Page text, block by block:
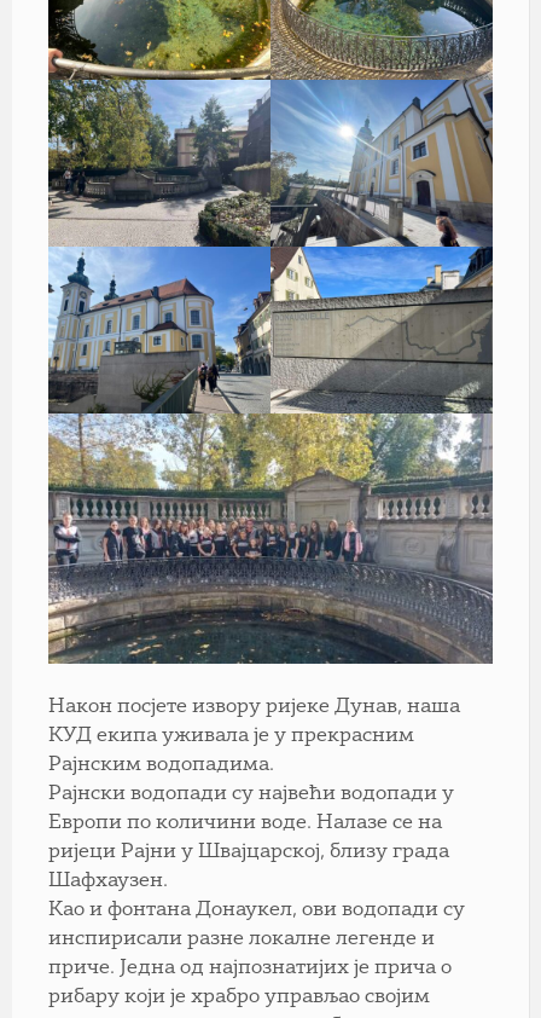
Након посјете извору ријеке Дунав, наша
КУД екипа уживала је у прекрасним
Рајнским водопадима.
Рајнски водопади су највећи водопади у
Европи по количини воде. Налазе се на
ријеци Рајни у Швајцарској, близу града
Шафхаузен.
Као и фонтана Донаукел, ови водопади су
инспирисали разне локалне легенде и
приче. Једна од најпознатијих је прича о
рибару који је храбро управљао својим